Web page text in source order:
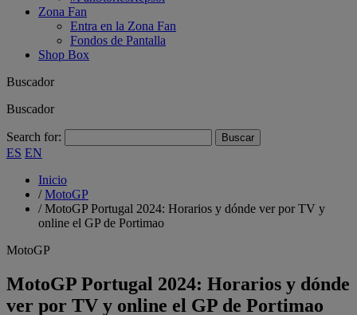
Zona Fan
Entra en la Zona Fan
Fondos de Pantalla
Shop Box
Buscador
Buscador
Search for:
ES EN
Inicio
/MotoGP
/MotoGP Portugal 2024: Horarios y dónde ver por TV y
online el GP de Portimao
MotoGP
MotoGP Portugal 2024: Horarios y dónde
ver por TV y online el GP de Portimao